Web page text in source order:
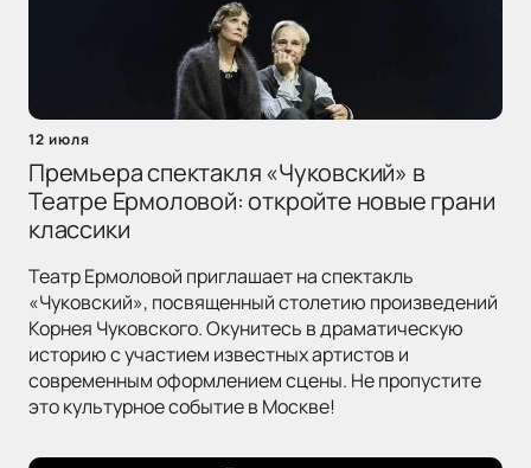
12 июля
Премьера спектакля «Чуковский» в
Театре Ермоловой: откройте новые грани
классики
Театр Ермоловой приглашает на спектакль
«Чуковский», посвященный столетию произведений
Корнея Чуковского. Окунитесь в драматическую
историю с участием известных артистов и
современным оформлением сцены. Не пропустите
это культурное событие в Москве!